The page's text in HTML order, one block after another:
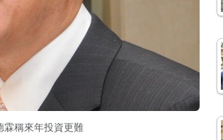
霖稱來年投資更難